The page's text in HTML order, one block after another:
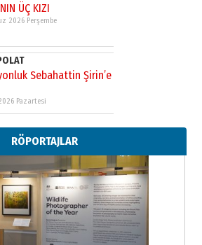
ÜÇ KIZI
2026 Perşembe
Sebahattin Şirin’e
Pazartesi
Yeri
Gündoğdu
ÜÇ KIZI
2026 Perşembe
RÖPORTAJLAR